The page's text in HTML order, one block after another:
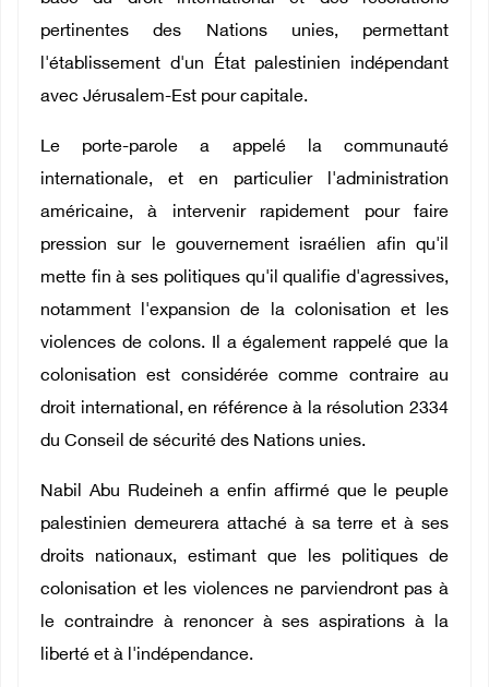
pertinentes des Nations unies, permettant
l'établissement d'un État palestinien indépendant
avec Jérusalem-Est pour capitale.
Le porte-parole a appelé la communauté
internationale, et en particulier l'administration
américaine, à intervenir rapidement pour faire
pression sur le gouvernement israélien afin qu'il
mette fin à ses politiques qu'il qualifie d'agressives,
notamment l'expansion de la colonisation et les
violences de colons. Il a également rappelé que la
colonisation est considérée comme contraire au
droit international, en référence à la résolution 2334
du Conseil de sécurité des Nations unies.
Nabil Abu Rudeineh a enfin affirmé que le peuple
palestinien demeurera attaché à sa terre et à ses
droits nationaux, estimant que les politiques de
colonisation et les violences ne parviendront pas à
le contraindre à renoncer à ses aspirations à la
liberté et à l'indépendance.